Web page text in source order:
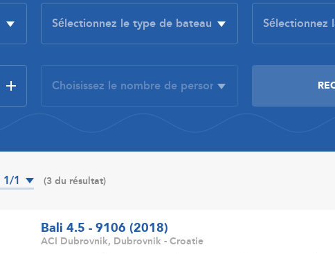
1/1 (3 du résultat)
Bali 4.5 - 9106 (2018)
ACI Dubrovnik, Dubrovnik - Croatie